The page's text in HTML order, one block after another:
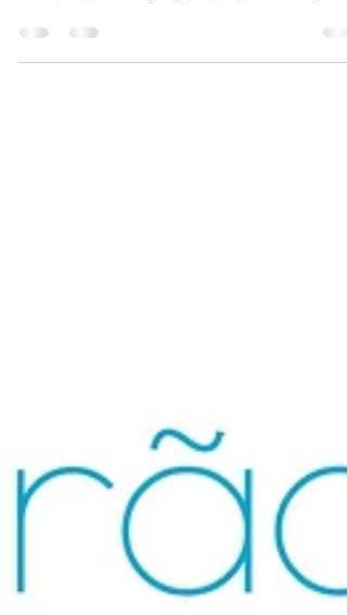
A Escola Paulista de Medicina tem uma
ferramenta que relaciona os componentes dos